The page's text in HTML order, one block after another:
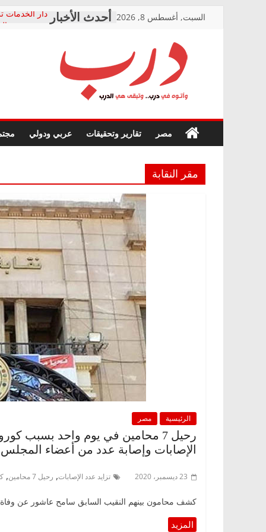
السبت, أغسطس 8, 2026
دار الخدمات
معاناة
فرحات
حزب
صور .. اعتماد
الوزاري
إنشاء المبنى
قرينة
درب
في
درب..
هي
الدرب
مصر تقارير وتحقيقات عربي ودولي
مقر النقابة
الرئيسية مصر
رحيل 7 محامين في يوم واحد بسبب
الإصابات وإصابة عدد من أعضاء المجلس
23 ديسمبر، 2020 تزايد عدد الإصابات, رحيل 7 محامين ,
كشف محامون بينهم النقيب السابق سامح عاشور عن وفاة 7 محامين أمس بسبب كورونا ، فيما أعلن رجائي عطية نقيب